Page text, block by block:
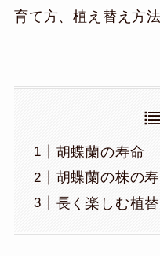
育て方、植え替え方
胡蝶蘭の寿命
胡蝶蘭の株の
長く楽しむ植